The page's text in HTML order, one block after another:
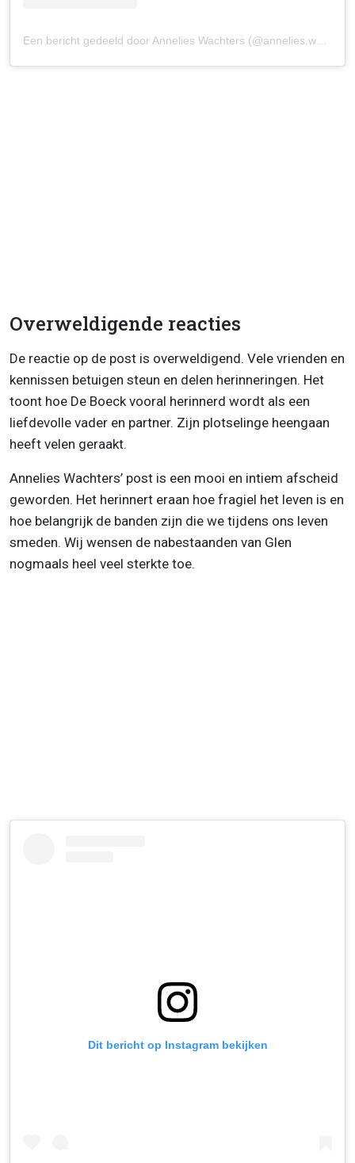
Overweldigende reacties
De reactie op de post is overweldigend. Vele vrienden en
kennissen betuigen steun en delen herinneringen. Het
toont hoe De Boeck vooral herinnerd wordt als een
liefdevolle vader en partner. Zijn plotselinge heengaan
heeft velen geraakt.
Annelies Wachters’ post is een mooi en intiem afscheid
geworden. Het herinnert eraan hoe fragiel het leven is en
hoe belangrijk de banden zijn die we tijdens ons leven
smeden. Wij wensen de nabestaanden van Glen
nogmaals heel veel sterkte toe.
Dit bericht op Instagram bekijken